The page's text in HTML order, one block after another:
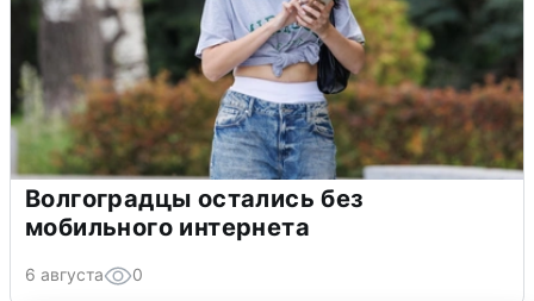
Волгоградцы остались без
мобильного интернета
6 августа 0